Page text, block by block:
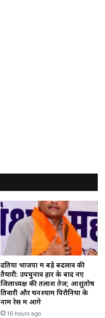
दतिया भाजपा में बड़े बदलाव की
तैयारी: उपचुनाव हार के बाद नए
जिलाध्यक्ष की तलाश तेज; आशुतोष
तिवारी और घनश्याम पिरौनिया के
नाम रेस में आगे
16 hours ago